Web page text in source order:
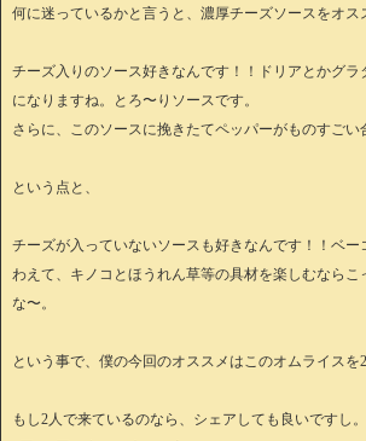
何に迷っているかと言うと、濃厚チーズソースをオス
チーズ入りのソース好きなんです！！ドリアとかグ
になりますね。とろ〜りソースです。
さらに、このソースに挽きたてペッパーがものすごい
という点と、
チーズが入っていないソースも好きなんです！！ベ
わえて、キノコとほうれん草等の具材を楽しむならこ
な〜。
という事で、僕の今回のオススメはこのオムライスを
もし2人で来ているのなら、シェアしても良いですし。